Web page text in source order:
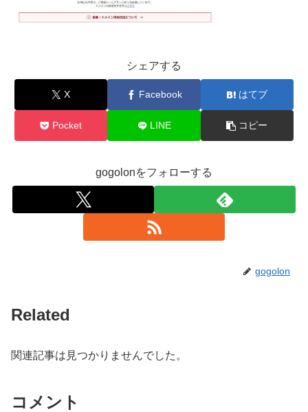
シェアする
X Facebook はてブ
Pocket LINE コピー
gogolonをフォローする
gogolon
Related
関連記事は見つかりませんでした。
コメント